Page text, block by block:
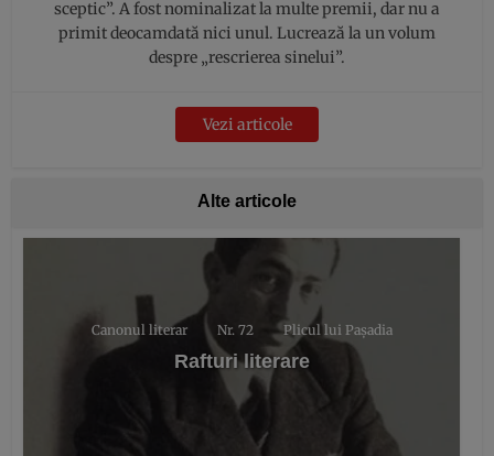
sceptic”. A fost nominalizat la multe premii, dar nu a
primit deocamdată nici unul. Lucrează la un volum
despre „rescrierea sinelui”.
Vezi articole
Alte articole
Canonul literar Nr. 72 Plicul lui Pașadia
Rafturi literare